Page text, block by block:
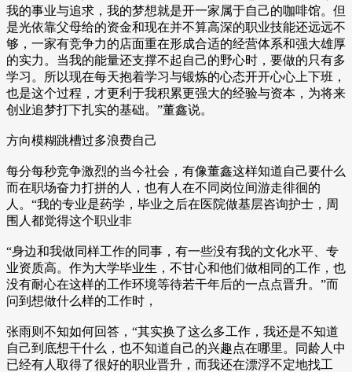
我的事业与追求，我的梦想就是开一家属于自己的咖啡馆。但
是光依靠父母给的资金和现在并不算高深的职业技能还远远不
够，一家有竞争力的店面重在形成合适的经营体系和强大雄厚
的实力。当我的能量还支撑不起自己的野心时，要做的只有多
学习。所以现在每天抱着学习与锻炼的心态开开心心上下班，
也是这个过程，才更利于我积累更强大的经验与资本，为将来
创业追梦打下扎实的基础。”董鑫说。
方向模糊跳槽过多浪费自己
每分每秒竞争激烈的当今社会，有像董鑫这样知道自己要什么
而在职场奋力打拼的人，也有人在不同岗位间游走徘徊的
人。“我的专业是药学，毕业之后在医院做基层咨询护士，周
围人都觉得这个职业非
“身边和我做同样工作的同事，有一些没有我的文化水平、专
业资质高。作为大学毕业生，不甘心和他们做相同的工作，也
没有耐心在这样的工作环境等待若干年后的一点点晋升。”而
问到想做什么样的工作时，
张雨则不知如何回答，“其实换了这么多工作，我还是不知道
自己到底想干什么，也不知道自己的兴趣点在哪里。同龄人中
已经有人取得了很好的职业晋升，而我还在漂浮不定地找工